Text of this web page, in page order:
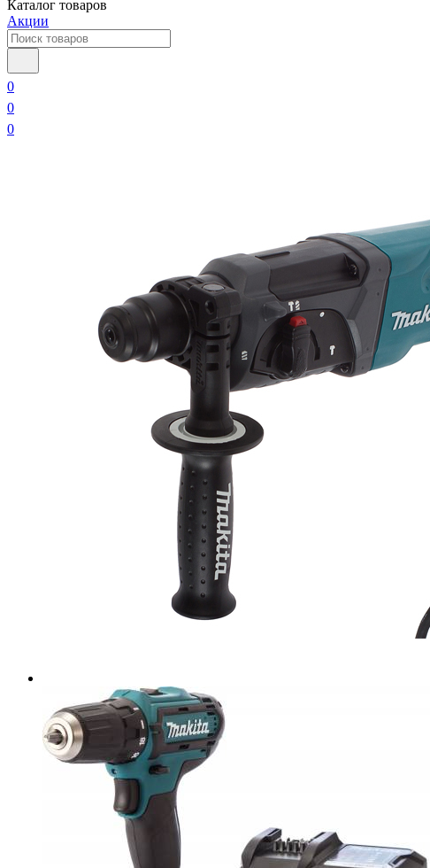
Каталог товаров
Акции
0
0
0